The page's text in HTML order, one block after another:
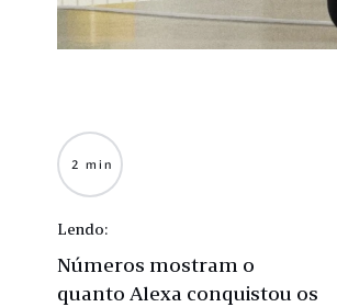
2 min
Lendo:
Números mostram o
quanto Alexa conquistou os